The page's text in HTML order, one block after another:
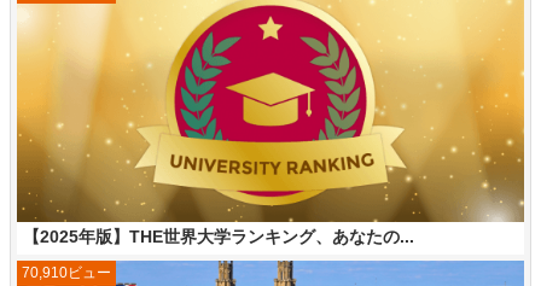
【2025年版】THE世界大学ランキング、あなたの...
70,910ビュー